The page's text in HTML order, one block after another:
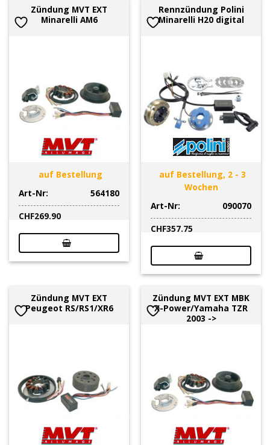
Zündung MVT EXT
Minarelli AM6
auf Bestellung
Art-Nr:
564180
CHF269.90
Rennzündung Polini
Minarelli H20 digital
auf Bestellung, 2 - 3
Wochen
Art-Nr:
090070
CHF357.75
Zündung MVT EXT
Peugeot RS/RS1/XR6
Zündung MVT EXT MBK
X-Power/Yamaha TZR
2003 ->